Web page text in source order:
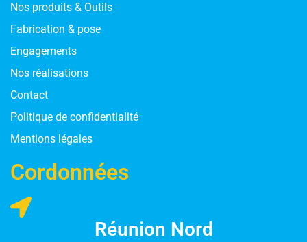
Nos produits & Outils
Fabrication & pose
Engagements
Nos réalisations
Contact
Politique de confidentialité
Mentions légales
Cordonnées
Réunion Nord